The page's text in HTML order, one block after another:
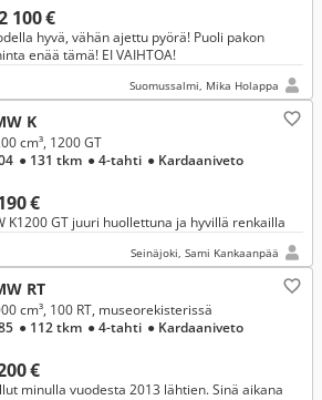
100 €
hyvä, vähän ajettu pyörä! Puoli pakon
enää tämä! EI VAIHTOA!
Suomussalmi, Mika Holappa
K
€
cm³, 1200 GT
● 131 tkm ● 4-tahti ● Kardaaniveto
K1200 GT juuri huollettuna ja hyvillä renkailla
Seinäjoki, Sami Kankaanpää
RT
€
cm³, 100 RT, museorekisterissä
● 112 tkm ● 4-tahti ● Kardaaniveto
minulla vuodesta 2013 lähtien. Sinä aikana